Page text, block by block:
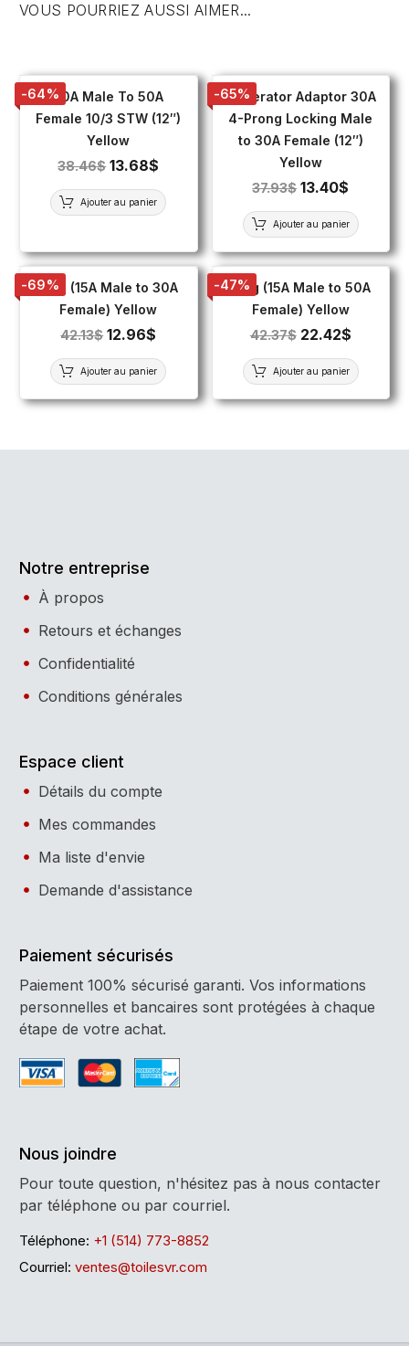
VOUS POURRIEZ AUSSI AIMER...
-64%30A Male To 50A
Female 10/3 STW (12″)
Yellow
38.46$ 13.68$
Ajouter au panier
-65%
Generator Adaptor 30A
4-Prong Locking Male
to 30A Female (12″)
Yellow
37.93$ 13.40$
Ajouter au panier
-69%Plug (15A Male to 30A
Female) Yellow
42.13$ 12.96$
Ajouter au panier
-47%Plug (15A Male to 50A
Female) Yellow
42.37$ 22.42$
Ajouter au panier
Notre entreprise
À propos
Retours et échanges
Confidentialité
Conditions générales
Espace client
Détails du compte
Mes commandes
Ma liste d'envie
Demande d'assistance
Paiement sécurisés
Paiement 100% sécurisé garanti. Vos informations
personnelles et bancaires sont protégées à chaque
étape de votre achat.
Nous joindre
Pour toute question, n'hésitez pas à nous contacter
par téléphone ou par courriel.
Téléphone: +1 (514) 773-8852
Courriel: ventes@toilesvr.com